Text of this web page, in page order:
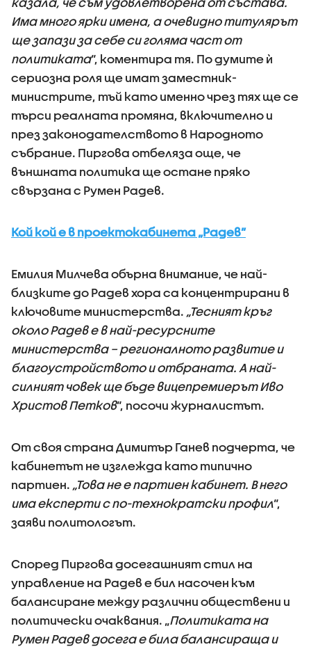
Има много ярки имена, а очевидно титулярът
ще запази за себе си голяма част от
политиката“, коментира тя. По думите ѝ
сериозна роля ще имат заместник-
министрите, тъй като именно чрез тях ще се
търси реалната промяна, включително и
през законодателството в Народното
събрание. Пиргова отбеляза още, че
външната политика ще остане пряко
свързана с Румен Радев.
Кой кой е в проектокабинета „Радев”
Емилия Милчева обърна внимание, че най-
близките до Радев хора са концентрирани в
ключовите министерства. „Тесният кръг
около Радев е в най-ресурсните
министерства – регионалното развитие и
благоустройството и отбраната. А най-
силният човек ще бъде вицепремиерът Иво
Христов Петков“, посочи журналистът.
От своя страна Димитър Ганев подчерта, че
кабинетът не изглежда като типично
партиен. „Това не е партиен кабинет. В него
има експерти с по-технократски профил“,
заяви политологът.
Според Пиргова досегашният стил на
управление на Радев е бил насочен към
балансиране между различни обществени и
политически очаквания. „Политиката на
Румен Радев досега е била балансираща и